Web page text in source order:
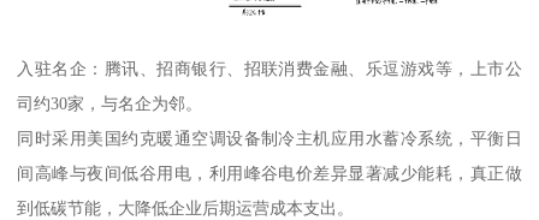
入驻名企：腾讯、招商银行、招联消费金融、乐逗游戏等，上市公
司约30家，与名企为邻。
同时采用美国约克暖通空调设备制冷主机应用水蓄冷系统，平衡日
间高峰与夜间低谷用电，利用峰谷电价差异显著减少能耗，真正做
到低碳节能，大降低企业后期运营成本支出。